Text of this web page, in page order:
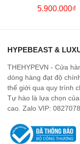
SUMMER CHARMS
5.900.000₫
HYPEBEAST &
THEHYPEVN - Cửa
dòng hàng đạt độ
thế giới qua quy trình
Tự hào là lựa chọn
cao. Zalo VIP: